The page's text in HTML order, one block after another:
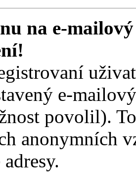
na e-
e-
povolil).
anonymních